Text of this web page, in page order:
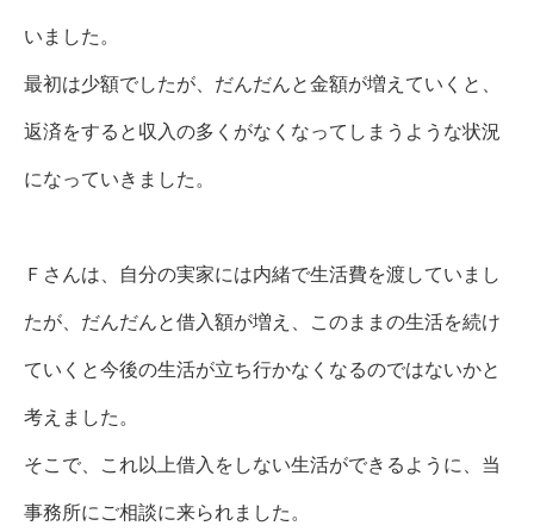
いました。
最初は少額でしたが、だんだんと金額が増えていくと、
返済をすると収入の多くがなくなってしまうような状況
になっていきました。
Ｆさんは、自分の実家には内緒で生活費を渡していまし
たが、だんだんと借入額が増え、このままの生活を続け
ていくと今後の生活が立ち行かなくなるのではないかと
考えました。
そこで、これ以上借入をしない生活ができるように、当
事務所にご相談に来られました。